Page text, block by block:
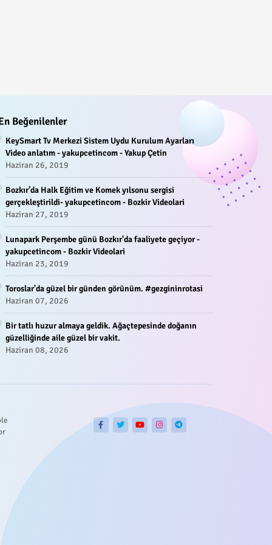
Beğenilenler
KeySmart Tv Merkezi Sistem Uydu Kurulum Ayarları
Video anlatım - yakupcetincom - Yakup Çetin
Haziran 26, 2019
Bozkır’da Halk Eğitim ve Komek yılsonu sergisi
gerçekleştirildi- yakupcetincom - Bozkir Videolari
Haziran 27, 2019
Lunapark Perşembe günü Bozkır'da faaliyete geçiyor -
yakupcetincom - Bozkir Videolari
Haziran 23, 2019
Toroslar'da güzel bir günden görünüm. #gezgininrotasi
Haziran 07, 2026
Bir tatlı huzur almaya geldik. Ağaçtepesinde doğanın
güzelliğinde aile güzel bir vakit.
Haziran 08, 2026